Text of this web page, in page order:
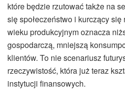
które będzie rzutować także na
się społeczeństwo i kurczący
wieku produkcyjnym oznacza
gospodarczą, mniejszą
klientów. To nie scenariusz
rzeczywistość, która już teraz
instytucji finansowych.